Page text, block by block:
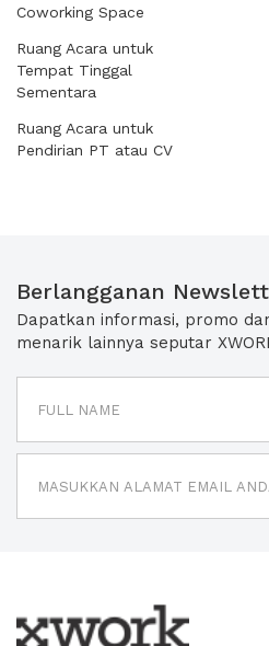
Coworking Space
Ruang Acara untuk
Tempat Tinggal
Sementara
Ruang Acara untuk
Pendirian PT atau CV
Berlangganan
Dapatkan informasi, promo
menarik lainnya seputar